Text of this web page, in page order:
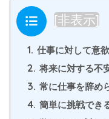
目次 [非表示]
1. 仕事に対して意
2. 将来に対する不
3. 常に仕事を辞め
4. 簡単に挑戦でき